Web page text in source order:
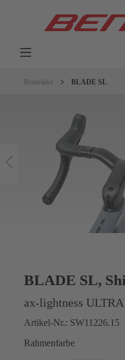
Rennräder BLADE SL
BLADE SL,
ax-lightness ULTRA
Artikel-Nr.: SW11226.15
Rahmenfarbe